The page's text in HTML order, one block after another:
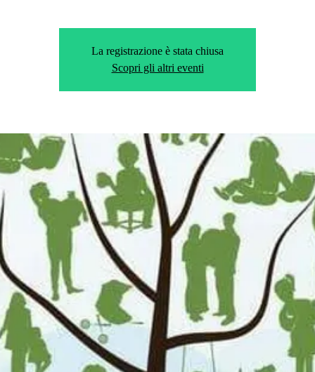
La registrazione è stata chiusa
Scopri gli altri eventi